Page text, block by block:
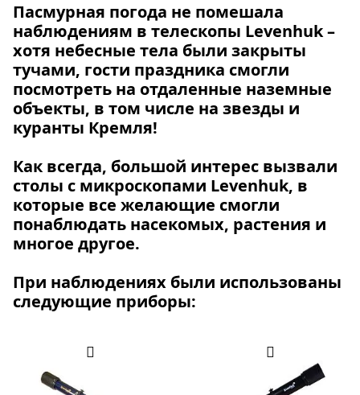
Пасмурная погода не помешала
наблюдениям в телескопы Levenhuk –
хотя небесные тела были закрыты
тучами, гости праздника смогли
посмотреть на отдаленные наземные
объекты, в том числе на звезды и
куранты Кремля!
Как всегда, большой интерес вызвали
столы с микроскопами Levenhuk, в
которые все желающие смогли
понаблюдать насекомых, растения и
многое другое.
При наблюдениях были использованы
следующие приборы: